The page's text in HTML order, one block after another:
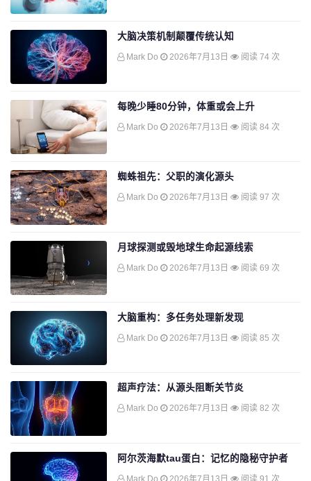
大脑决策机制颠覆传统认知
Mark Do 2026年7月13日 阅读 74 次
每晚少睡80分钟，体重或会上升
Mark Do 2026年7月13日 阅读 84 次
蜘蛛祖先：父职的演化源头
Mark Do 2026年7月13日 阅读 97 次
月球探测或毁地球生命起源线索
Mark Do 2026年7月13日 阅读 69 次
大脑重构：多任务处理新发现
Mark Do 2026年7月13日 阅读 85 次
超声疗法：从源头阻断关节炎
Mark Do 2026年7月13日 阅读 82 次
阿尔茨海默tau蛋白：记忆的隐秘守护者
Mark Do 2026年7月13日 阅读 91 次